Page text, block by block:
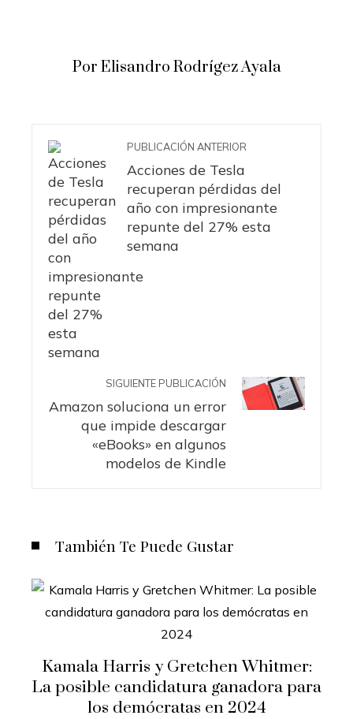
Por Elisandro Rodrígez Ayala
PUBLICACIÓN ANTERIOR
Acciones de Tesla
recuperan pérdidas del
año con impresionante
repunte del 27% esta
semana
SIGUIENTE PUBLICACIÓN
Amazon soluciona un error
que impide descargar
«eBooks» en algunos
modelos de Kindle
También Te Puede Gustar
Kamala Harris y Gretchen Whitmer:
La posible candidatura ganadora para
los demócratas en 2024